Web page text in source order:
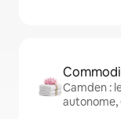
Camden :
autonome,